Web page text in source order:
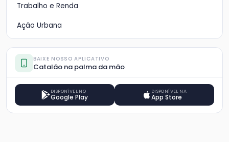
Trabalho e Renda
Ação Urbana
BAIXE NOSSO APLICATIVO
Catalão na palma da mão
DISPONÍVEL NO
Google Play
DISPONÍVEL NA
App Store